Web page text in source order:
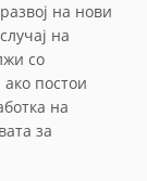
на нови
на
со
постои
на
за